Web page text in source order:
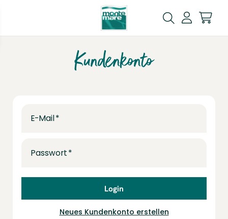
Kundenkonto
E-Mail
Passwort
Login
Neues Kundenkonto erstellen